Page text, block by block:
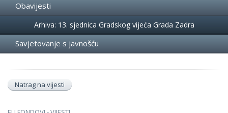
Obavijesti
Događanja
Arhiva: 13. sjednica Gradskog vijeća Grada Zadra
Savjetovanje s javnošću
Natrag na vijesti